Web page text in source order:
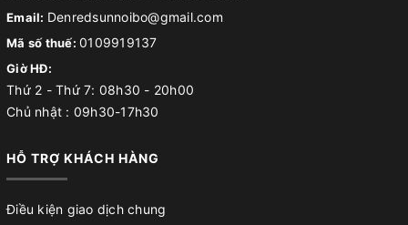
Email: Denredsunnoibo@gmail.com
Mã số thuế: 0109919137
Giờ HĐ:
Thứ 2 - Thứ 7: 08h30 - 20h00
Chủ nhật : 09h30-17h30
HỖ TRỢ KHÁCH HÀNG
Điều kiện giao dịch chung